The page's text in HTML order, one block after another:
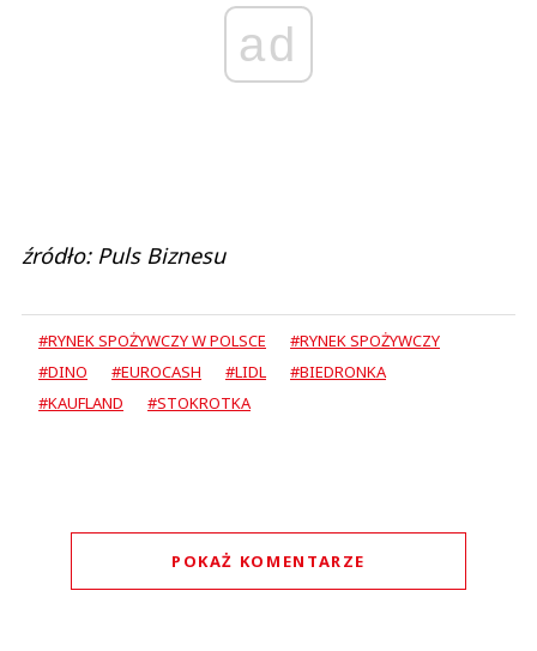
ad
źródło: Puls Biznesu
#RYNEK SPOŻYWCZY W POLSCE
#RYNEK SPOŻYWCZY
#DINO
#EUROCASH #LIDL
#BIEDRONKA
#KAUFLAND
#STOKROTKA
POKAŻ KOMENTARZE